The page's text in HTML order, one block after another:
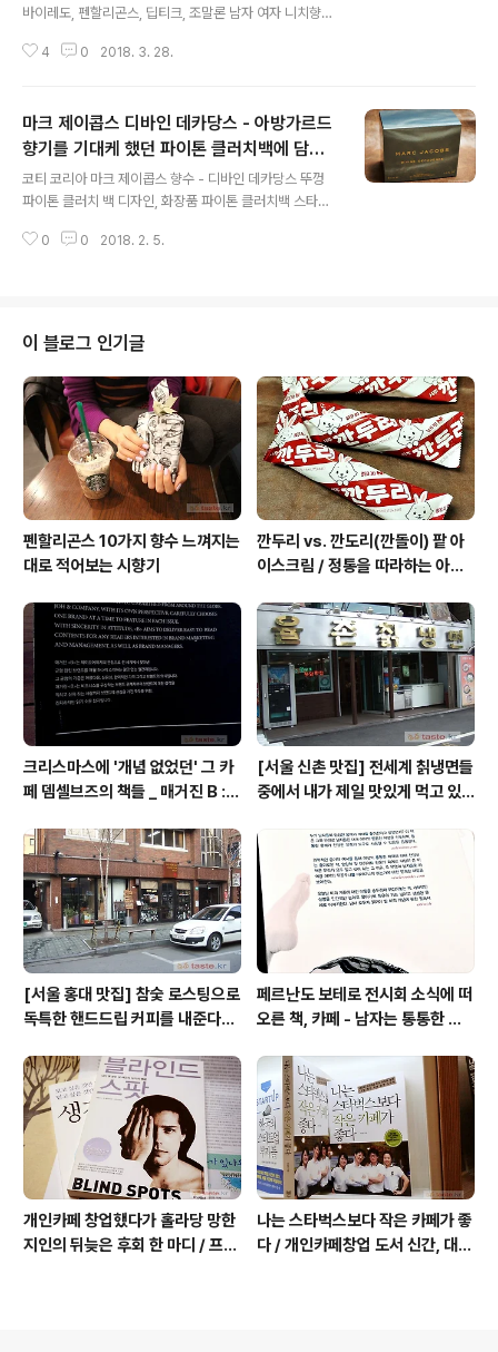
바이레도, 펜할리곤스, 딥티크, 조말론 남자 여자 니치향수
론, 바이레도, 르라보 향수 조향사 퍼퓨머 정보 http://perf
플로리스 아닉 구딸 니콜라이 아쿠아 디 파르마 밀러 해리
스 기-기-기-승: 딥티크 아틀리에 코롱 르 라보 톰 포드 바
이레도 기-기-승-전: 딥티크 - 부티크 익스클루시브 8종
톰 포드 일부 르 라보 일부 까르뚜지아 산타마리아 노벨라
로베르트 피게 프레데릭 말 5할 기-승-전-결: 메모 펜할리
곤스 프레데릭 말 5할 이스뜨와 드 파퓸 라티쟌 파퓨머 ..
4 0 2018. 3. 28.
마크 제이콥스 디바인 데카당스 - 아방가르드
향기를 기대케 했던 파이톤 클러치백에 담긴,
다채롭고 참신하게 달콤한 팔색조 향수, 코티
코리아 계열
코티 코리아 마크 제이콥스 향수 - 디바인 데카당스 뚜껑
파이톤 클러치 백 디자인, 화장품 파이톤 클러치백 스타일
수 디바인 데카당스 DIVINE DECADENCE 디바인 데카
즈의 두 번째 작품. 데카당스 향수 가치의 절반은 클러치 디
자인의 파이톤 패턴 뚜껑. 뚜껑 부피가 절반이라서 왠지 뚜
껑 내부에 휴대용 스프레이 보관 공간이 있을 것 같은 향수.
검은 술 뭉치는 50ml, 100ml에만 장착. 손목에 뿌리고 맡
은 첫 느낌은 마크 제이콥스 향수가 지닌 전형적 패밀..
0 0 2018. 2. 5.
이 블로그 인기글
펜할리곤스 10가지 향수 느껴지는
대로 적어보는 시향기
깐두리 vs. 깐도리(깐돌이) 팥 아
이스크림 / 정통을 따라하는 아류
스크림
크리스마스에 '개념 없었던' 그 카
페 뎀셀브즈의 책들 _ 매거진 B :
커피
[서울 신촌 맛집] 전세계 칡냉면들
중에서 내가 제일 맛있게 먹고 있
[서울 홍대 맛집] 참숯 로스팅으로
독특한 핸드드립 커피를 내준다는
페르난도 보테로 전시회 소식에 떠
오른 책, 카페 - 남자는 통통한 여
개인카페 창업했다가 홀라당 망한
지인의 뒤늦은 후회 한 마디 / 프랜
나는 스타벅스보다 작은 카페가 좋
다 / 개인카페창업 도서 신간, 대전